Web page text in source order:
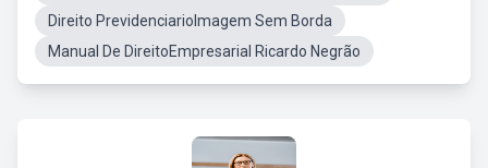
Direito PrevidenciarioImagem Sem Borda
Manual De DireitoEmpresarial Ricardo Negrão